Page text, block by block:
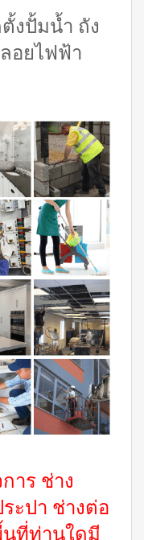
งปั้มน้ำ ถัง
อยไฟฟ้า
าร ช่าง
ะปา ช่างต่อ
นที่ท่านใดมี